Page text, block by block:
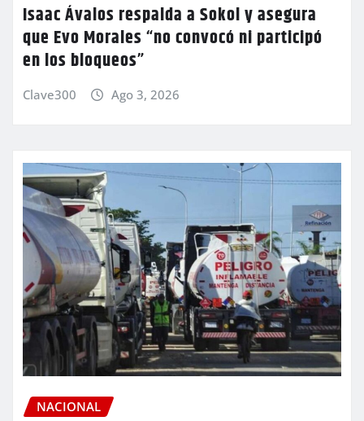
Isaac Ávalos respalda a Sokol y asegura
que Evo Morales “no convocó ni participó
en los bloqueos”
Clave300 Ago 3, 2026
NACIONAL